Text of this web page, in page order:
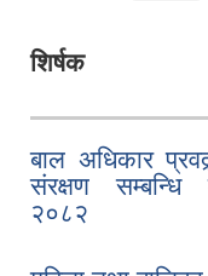
शिर्षक
बाल अधिकार
संरक्षण सम्बन्धि
२०८२